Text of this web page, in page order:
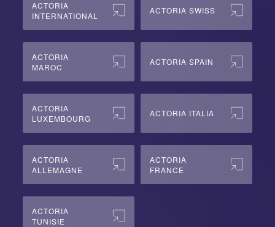
ACTORIA
INTERNATIONAL
ACTORIA SWISS
ACTORIA
MAROC
ACTORIA SPAIN
ACTORIA
LUXEMBOURG
ACTORIA ITALIA
ACTORIA
ALLEMAGNE
ACTORIA
FRANCE
ACTORIA
TUNISIE